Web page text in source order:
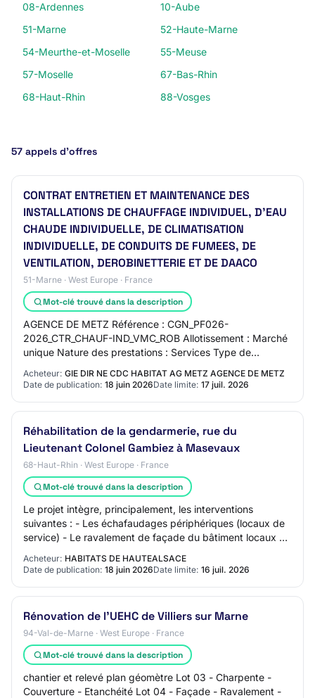
08-Ardennes
10-Aube
51-Marne
52-Haute-Marne
54-Meurthe-et-Moselle
55-Meuse
57-Moselle
67-Bas-Rhin
68-Haut-Rhin
88-Vosges
57 appels d’offres
CONTRAT ENTRETIEN ET MAINTENANCE DES
INSTALLATIONS DE CHAUFFAGE INDIVIDUEL, D'EAU
CHAUDE INDIVIDUELLE, DE CLIMATISATION
INDIVIDUELLE, DE CONDUITS DE FUMEES, DE
VENTILATION, DEROBINETTERIE ET DE DAACO
51-Marne · West Europe · France
Mot-clé trouvé dans la description
AGENCE DE METZ Référence : CGN_PF026-
2026_CTR_CHAUF-IND_VMC_ROB Allotissement : Marché
unique Nature des prestations : Services Type de
Marché ordi…
Acheteur: GIE DIR NE CDC HABITAT AG METZ AGENCE DE METZ
Date de publication: 18 juin 2026Date limite: 17 juil. 2026
Réhabilitation de la gendarmerie, rue du
Lieutenant Colonel Gambiez à Masevaux
68-Haut-Rhin · West Europe · France
Mot-clé trouvé dans la description
Le projet intègre, principalement, les interventions
suivantes : - Les échafaudages périphériques (locaux de
service) - Le ravalement de façade du bâtiment locaux de
Acheteur: HABITATS DE HAUTEALSACE
Date de publication: 18 juin 2026Date limite: 16 juil. 2026
Rénovation de l'UEHC de Villiers sur Marne
94-Val-de-Marne · West Europe · France
Mot-clé trouvé dans la description
chantier et relevé plan géomètre Lot 03 - Charpente -
Couverture - Etanchéité Lot 04 - Façade - Ravalement -